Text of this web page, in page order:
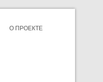
О ПРОЕКТЕ